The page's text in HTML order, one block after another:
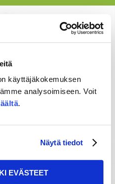
käyttäjäkokemuksen
analysoimiseen. Voit
.
Näytä tiedot
EVÄSTEET